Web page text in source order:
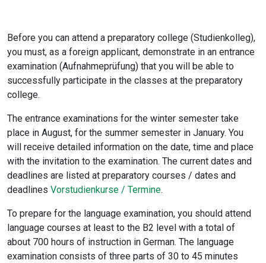
Before you can attend a preparatory college (Studienkolleg),
you must, as a foreign applicant, demonstrate in an entrance
examination (Aufnahmeprüfung) that you will be able to
successfully participate in the classes at the preparatory
college.
The entrance examinations for the winter semester take
place in August, for the summer semester in January. You
will receive detailed information on the date, time and place
with the invitation to the examination. The current dates and
deadlines are listed at preparatory courses / dates and
deadlines Vorstudienkurse / Termine.
To prepare for the language examination, you should attend
language courses at least to the B2 level with a total of
about 700 hours of instruction in German. The language
examination consists of three parts of 30 to 45 minutes